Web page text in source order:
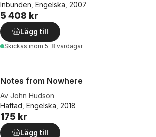
Inbunden, Engelska, 2007
5 408 kr
Lägg till
Skickas inom 5-8 vardagar
Notes from Nowhere
Av John Hudson
Häftad, Engelska, 2018
175 kr
Lägg till